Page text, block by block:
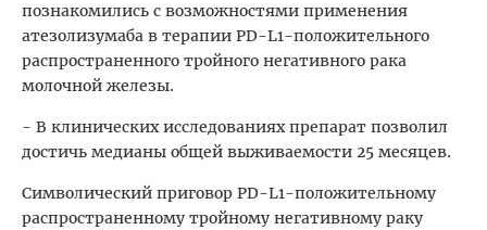
познакомились с возможностями применения
атезолизумаба в терапии PD-L1-положительного
распространенного тройного негативного рака
молочной железы.
- В клинических исследованиях препарат позволил
достичь медианы общей выживаемости 25 месяцев.
Символический приговор PD-L1-положительному
распространенному тройному негативному раку